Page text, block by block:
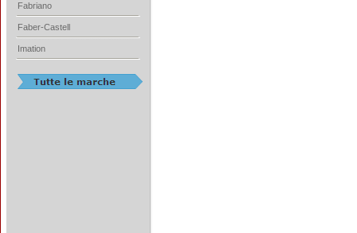
Fabriano
Faber-Castell
Imation